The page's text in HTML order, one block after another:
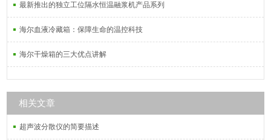
最新推出的独立工位隔水恒温融浆机产品系列
海尔血液冷藏箱：保障生命的温控科技
海尔干燥箱的三大优点讲解
相关文章
超声波分散仪的简要描述